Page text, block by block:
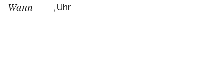
Personen
Wann , Uhr